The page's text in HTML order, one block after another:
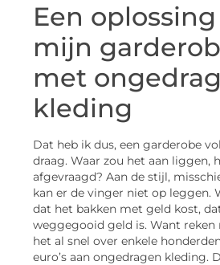
Een
mijn
met
kleding
Dat heb ik dus, een garderobe
draag. Waar zou het aan liggen,
afgevraagd? Aan de stijl,
kan er de vinger niet op leggen.
dat het bakken met geld kost,
weggegooid geld is. Want reken
het al snel over enkele
euro’s aan ongedragen kleding.